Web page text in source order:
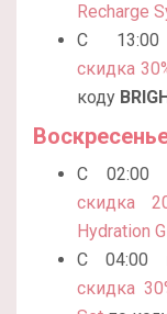
Recharge
С
скидка
коду
С 02:00
скидка
Hydration
С 04:00
скидка